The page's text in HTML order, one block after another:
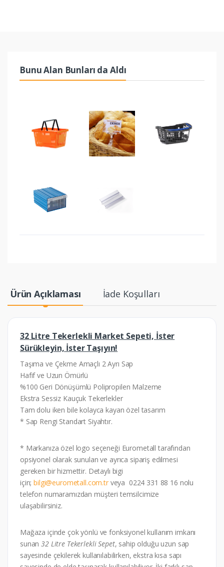
Bunu Alan Bunları da Aldı
Ürün Açıklaması İade Koşulları
32 Litre Tekerlekli Market Sepeti, İster
Sürükleyin, İster Taşıyın!
Taşıma ve Çekme Amaçlı 2 Ayrı Sap
Hafif ve Uzun Ömürlü
%100 Geri Dönüşümlü Polipropilen Malzeme
Ekstra Sessiz Kauçuk Tekerlekler
Tam dolu iken bile kolayca kayan özel tasarım
* Sap Rengi Standart Siyahtır.
* Markanıza özel logo seçeneği Eurometall tarafından
opsiyonel olarak sunulan ve ayrıca sipariş edilmesi
gereken bir hizmettir. Detaylı bigi
için;bilgi@eurometall.com.trveya 0224 331 88 16 nolu
telefon numaramızdan müşteri temsilcimize
ulaşabilirsiniz.
Mağaza içinde çok yönlü ve fonksiyonel kullanım imkanı
sunan32 Litre Tekerlekli Sepet, sahip olduğu uzun sap
sayesinde çekilerek kullanılabilirken, ekstra kısa sapı